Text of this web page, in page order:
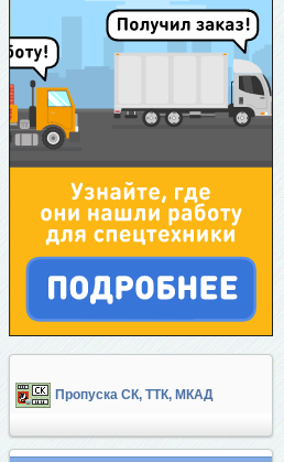
Пропуска СК, ТТК, МКАД